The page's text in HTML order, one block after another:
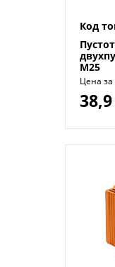
Код
M25
Цена
38,9